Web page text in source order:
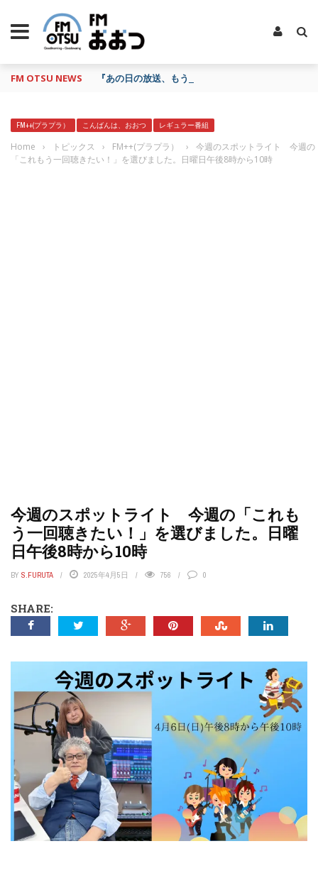
FM OTSU NEWS 『あの日の放送、もう一度聴きたいな…』にお応え
FM++(プラプラ） こんばんは、おおつ レギュラー番組
Home › トピックス › FM++(プラプラ） ›
今週のスポットライト 今週の
「これもう一回聴きたい！」を選びました。日曜日午後8時から10時
今週のスポットライト 今週の「これも
う一回聴きたい！」を選びました。日曜
日午後8時から10時
BY S.FURUTA 2025年4月5日 756 0
SHARE: